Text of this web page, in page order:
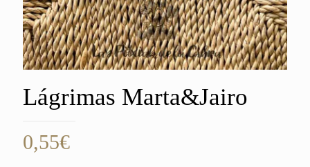
Lágrimas Marta&Jairo
0,55€